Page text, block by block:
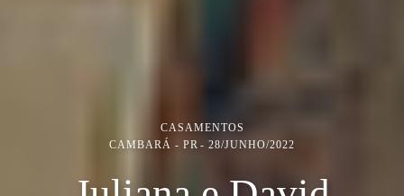
CASAMENTOS
CAMBARÁ - PR
28/JUNHO/2022